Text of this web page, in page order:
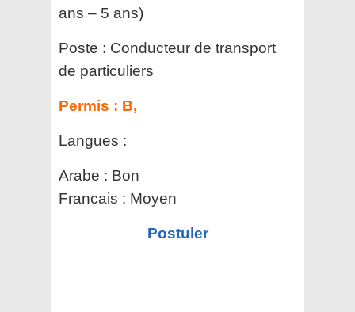
ans – 5 ans)
Poste : Conducteur de transport
de particuliers
Permis : B,
Langues :
Arabe : Bon
Francais : Moyen
Postuler